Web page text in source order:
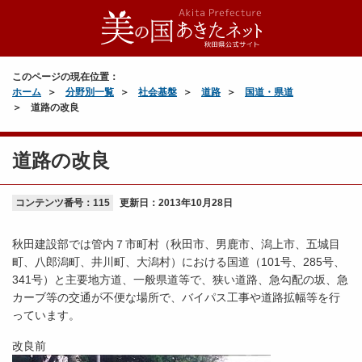
このページの現在位置：
ホーム
分野別一覧 社会基盤 道路
国道・県道
道路の改良
道路の改良
コンテンツ番号：115 更新日： 2013年10月28日
秋田建設部では管内７市町村（秋田市、男鹿市、潟上市、五城目
町、八郎潟町、井川町、大潟村）における国道（101号、285号、
341号）と主要地方道、一般県道等で、狭い道路、急勾配の坂、急
カーブ等の交通が不便な場所で、バイパス工事や道路拡幅等を行
っています。
改良前